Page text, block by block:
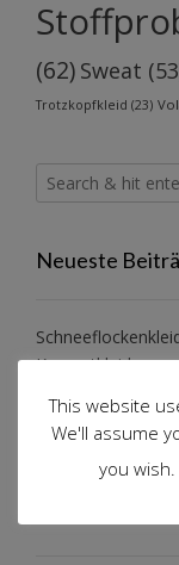
(62) Sweat
Trotzkopfkleid (23)
Neueste
Konzertkleidung
Alle Jahre wieder…
Wollwalkanzug
This website
We'll assume
you wish.